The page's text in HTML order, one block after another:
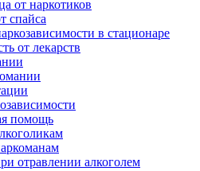
от наркотиков
спайса
в стационаре
от лекарств
помощь
отравлении алкоголем